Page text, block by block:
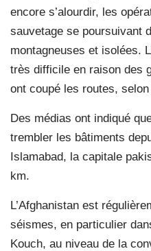
encore s’alourdir, les
sauvetage se poursuivant
montagneuses et isolées.
très difficile en raison des
ont coupé les routes,
Des médias ont indiqué
trembler les bâtiments
Islamabad, la capitale
km.
L’Afghanistan est
séismes, en particulier
Kouch, au niveau de la